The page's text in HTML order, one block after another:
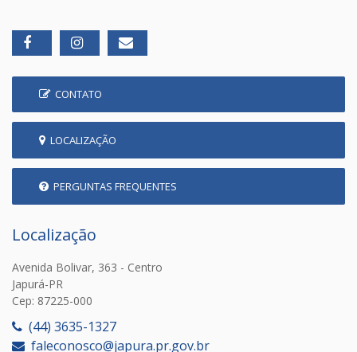
CONTATO
LOCALIZAÇÃO
PERGUNTAS FREQUENTES
Localização
Avenida Bolivar, 363 - Centro
Japurá-PR
Cep: 87225-000
(44) 3635-1327
faleconosco@japura.pr.gov.br